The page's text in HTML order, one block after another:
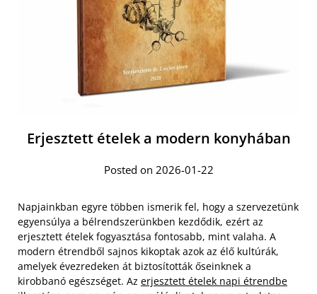
Erjesztett ételek a modern konyhában
Posted on 2026-01-22
Napjainkban egyre többen ismerik fel, hogy a szervezetünk
egyensúlya a bélrendszerünkben kezdődik, ezért az
erjesztett ételek fogyasztása fontosabb, mint valaha. A
modern étrendből sajnos kikoptak azok az élő kultúrák,
amelyek évezredeken át biztosították őseinknek a
kirobbanó egészséget. Az erjesztett ételek napi étrendbe